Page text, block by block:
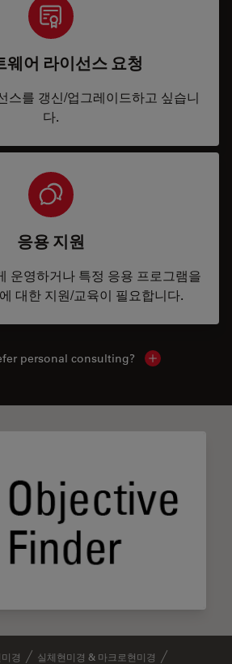
웨어 라이선스 요청
스를 갱신/업그레이드하고 싶습니
다.
응용 지원
운영하거나 특정 응용 프로그램을
대한 지원/교육이 필요합니다.
personal consulting? Show local
경
실체현미경 & 마크로현미경